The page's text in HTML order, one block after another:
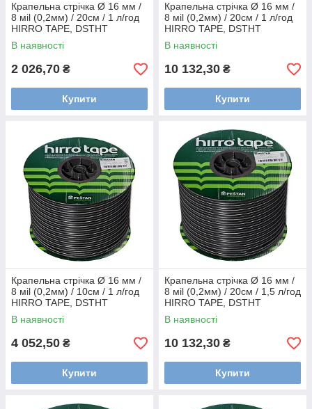
Крапельна стрічка Ø 16 мм /
8 мil (0,2мм) / 20см / 1 л/год
HIRRO TAPE, DSTHT
16081020-0500
В наявності
2 026,70 ₴
Купити
Крапельна стрічка Ø 16 мм /
8 мil (0,2мм) / 20см / 1 л/год
HIRRO TAPE, DSTHT
16081020-2500
В наявності
10 132,30 ₴
Купити
Крапельна стрічка Ø 16 мм /
8 мil (0,2мм) / 10см / 1 л/год
HIRRO TAPE, DSTHT
16081010-1000
В наявності
4 052,50 ₴
Купити
Крапельна стрічка Ø 16 мм /
8 мil (0,2мм) / 20см / 1,5 л/год
HIRRO TAPE, DSTHT
16081520-2500
В наявності
10 132,30 ₴
Купити